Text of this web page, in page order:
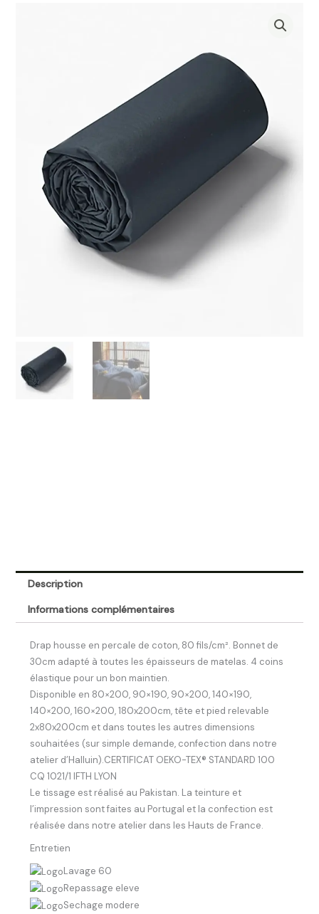
Description
Informations complémentaires
Drap housse en percale de coton, 80 fils/cm². Bonnet de
30cm adapté à toutes les épaisseurs de matelas. 4 coins
élastique pour un bon maintien.
Disponible en 80×200, 90×190, 90×200, 140×190,
140×200, 160×200, 180x200cm, tête et pied relevable
2x80x200cm et dans toutes les autres dimensions
souhaitées (sur simple demande, confection dans notre
atelier d’Halluin).CERTIFICAT OEKO-TEX® STANDARD 100
CQ 1021/1 IFTH LYON
Le tissage est réalisé au Pakistan. La teinture et
l’impression sont faites au Portugal et la confection est
réalisée dans notre atelier dans les Hauts de France.
Entretien
Lavage 60
Repassage eleve
Sechage modere